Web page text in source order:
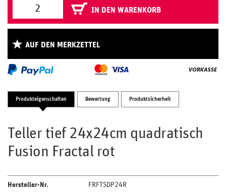
IN DEN WARENKORB
AUF DEN MERKZETTEL
Produkteigenschaften Bewertung Produktsicherheit
Teller tief 24x24cm quadratisch
Fusion Fractal rot
Hersteller-Nr. FRFTSDP24R